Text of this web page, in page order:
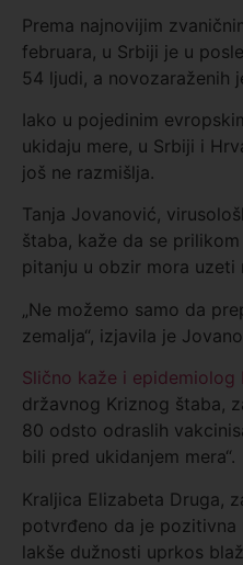
Prema najnovijim
februara, u Srbiji je u
54 ljudi, a novozaraženih
Iako u pojedinim
ukidaju mere, u Srbiji i
još ne razmišlja.
Tanja Jovanović,
štaba, kaže da se
pitanju u obzir mora uzeti
„Ne možemo samo da
zemalja“, izjavila je
Slično kaže i epidemiolog
državnog Kriznog štaba,
80 odsto odraslih
bili pred ukidanjem mera“.
Kraljica Elizabeta Druga,
potvrđeno da je pozitivna
lakše dužnosti uprkos